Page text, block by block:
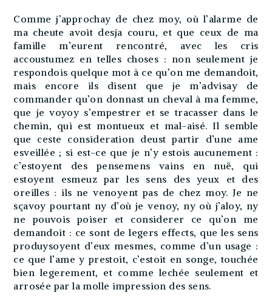
Comme j’approchay de chez moy, où l’alarme de
ma cheute avoit desja couru, et que ceux de ma
famille m’eurent rencontré, avec les cris
accoustumez en telles choses : non seulement je
respondois quelque mot à ce qu’on me demandoit,
mais encore ils disent que je m’advisay de
commander qu’on donnast un cheval à ma femme,
que je voyoy s’empestrer et se tracasser dans le
chemin, qui est montueux et mal-aisé. Il semble
que ceste consideration deust partir d’une ame
esveillée ; si est-ce que je n’y estois aucunement :
c’estoyent des pensemens vains en nuë, qui
estoyent esmeuz par les sens des yeux et des
oreilles : ils ne venoyent pas de chez moy. Je ne
sçavoy pourtant ny d’où je venoy, ny où j’aloy, ny
ne pouvois poiser et considerer ce qu’on me
demandoit : ce sont de legers effects, que les sens
produysoyent d’eux mesmes, comme d’un usage :
ce que l’ame y prestoit, c’estoit en songe, touchée
bien legerement, et comme lechée seulement et
arrosée par la molle impression des sens.